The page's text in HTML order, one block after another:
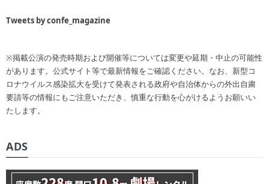
Tweets by confe_magazine
※掲載公演の発売時期および開催等については変更や延期・中止の可能性
があります。公式サイト等で最新情報をご確認ください。なお、新型コ
ロナウイルス感染拡大を受けて発表される政府や自治体からの外出自粛
要請等の情報にもご注意いただき、慎重な行動を心がけるようお願いい
たします。
ADS